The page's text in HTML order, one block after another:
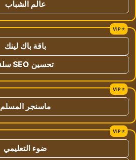
عالم الشباب
باقة باك لينك
تحسين SEO سلة
ماسنجر المسلم
ضوء التعليمي